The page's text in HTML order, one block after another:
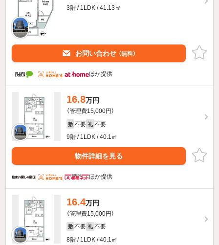
3階 / 1LDK / 41.13㎡
お問い合わせ （無料）
ほか提供
16.8万円
（管理費15,000円）
敷 不要 礼 不要
9階 / 1LDK / 40.1㎡
物件詳細を見る
ほか提供
16.4万円
（管理費15,000円）
敷 不要 礼 不要
8階 / 1LDK / 40.1㎡